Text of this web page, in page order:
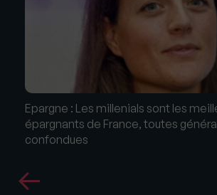
Epargne : Les millenials sont les
épargnants de France, toutes
confondues